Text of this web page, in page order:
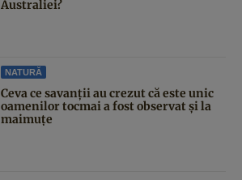
Australiei?
NATURĂ
Ceva ce savanții au crezut că este unic
oamenilor tocmai a fost observat și la
maimuțe